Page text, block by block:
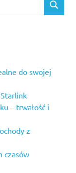
SEARCH
do swojej
– trwałość i
z
czasów